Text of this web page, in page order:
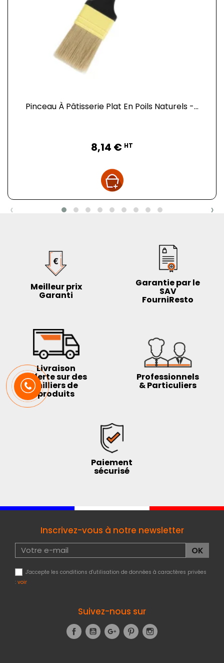
Pinceau À Pâtisserie Plat En Poils Naturels -...
8,14 € HT
‹ ›
Meilleur prix
Garanti
Garantie par le
SAV
FourniResto
Livraison
offerte sur des
milliers de
produits
Professionnels
& Particuliers
Paiement
sécurisé
Inscrivez-vous à notre newsletter
J'accepte les conditions d'utilisation de données à caractères privées
: voir
Suivez-nous sur
FacebookYouTubeGoogle+Pinterest